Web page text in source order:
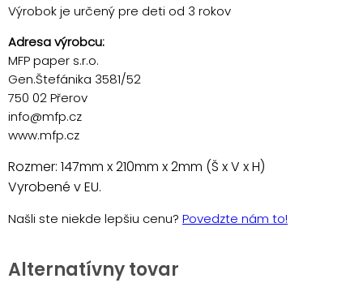
Výrobok je určený pre deti od 3 rokov
Adresa výrobcu:
MFP paper s.r.o.
Gen.Štefánika 3581/52
750 02 Přerov
info@mfp.cz
www.mfp.cz
Rozmer: 147mm x 210mm x 2mm (Š x V x H)
Vyrobené v EU.
Našli ste niekde lepšiu cenu? Povedzte nám to!
Alternatívny tovar